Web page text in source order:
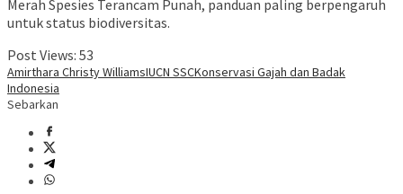
Merah Spesies Terancam Punah, panduan paling berpengaruh
untuk status biodiversitas.
Post Views: 53
Amirthara Christy WilliamsIUCN SSCKonservasi Gajah dan Badak
Indonesia
Sebarkan